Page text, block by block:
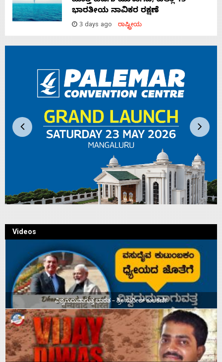
ಭಾರತೀಯ ನಾವಿಕರ ರಕ್ಷಣೆ
3 days ago ರಾಷ್ಟ್ರೀಯ
Videos
ವಿಶ್ವಗುರುವಾಗುತ್ತ ಭಾರತ – ಶ್ರೀ ಸುನೀಲ್‌ ಕುಲಕರ್ಣಿ